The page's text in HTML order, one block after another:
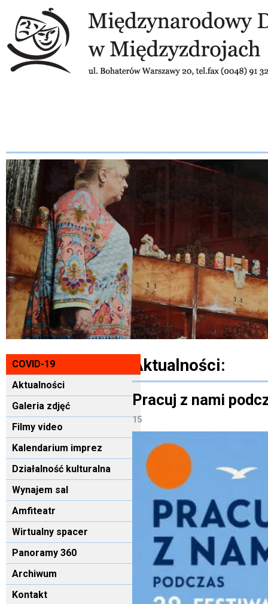
COVID-19
Aktualności
Galeria zdjęć
Filmy video
Kalendarium imprez
Działalność kulturalna
Wynajem sal
Amfiteatr
Wirtualny spacer
Panoramy 360
Archiwum
Kontakt
Aktualności:
Pracuj z nami
15